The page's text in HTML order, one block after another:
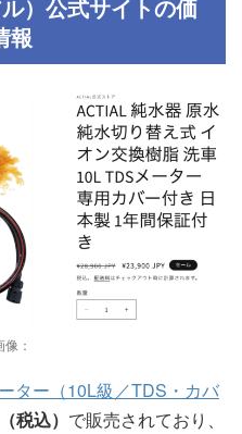
）公式サイトの価
報
：
ター（10L級／TDS・カバ
税込） で販売されており、